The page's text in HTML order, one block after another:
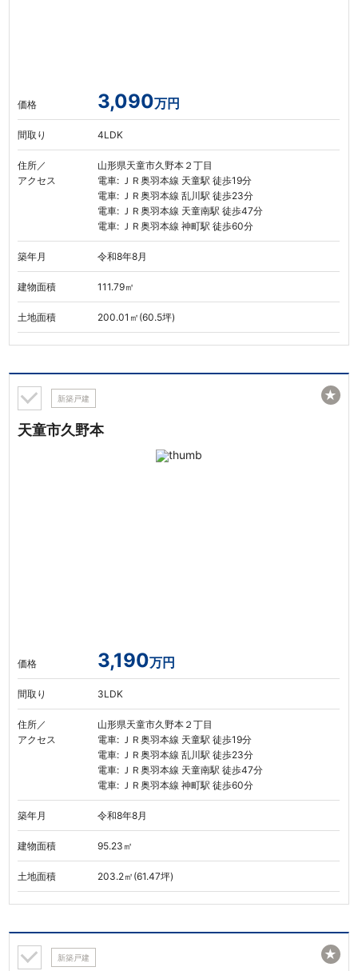
価格 3,090万円
間取り 4LDK
住所／
アクセス
山形県天童市久野本２丁目
電車: ＪＲ奥羽本線 天童駅 徒歩19分
電車: ＪＲ奥羽本線 乱川駅 徒歩23分
電車: ＪＲ奥羽本線 天童南駅 徒歩47分
電車: ＪＲ奥羽本線 神町駅 徒歩60分
築年月 令和8年8月
建物面積 111.79㎡
土地面積 200.01㎡(60.5坪)
新築戸建
天童市久野本
価格 3,190万円
間取り 3LDK
住所／
アクセス
山形県天童市久野本２丁目
電車: ＪＲ奥羽本線 天童駅 徒歩19分
電車: ＪＲ奥羽本線 乱川駅 徒歩23分
電車: ＪＲ奥羽本線 天童南駅 徒歩47分
電車: ＪＲ奥羽本線 神町駅 徒歩60分
築年月 令和8年8月
建物面積 95.23㎡
土地面積 203.2㎡(61.47坪)
★
新築戸建 ★